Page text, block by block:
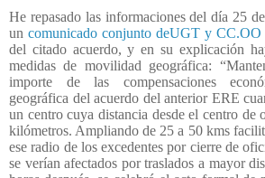
He repasado las informaciones del día 25
un comunicado conjunto deUGT y CC.OO
del citado acuerdo, y en su explicación
medidas de movilidad geográfica:
importe de las compensaciones
geográfica del acuerdo del anterior ERE
un centro cuya distancia desde el centro de
kilómetros. Ampliando de 25 a 50 kms
ese radio de los excedentes por cierre de
se verían afectados por traslados a mayor